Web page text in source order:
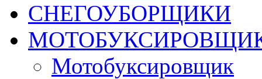
СНЕГОУБОРЩИКИ
Мотобуксировщик